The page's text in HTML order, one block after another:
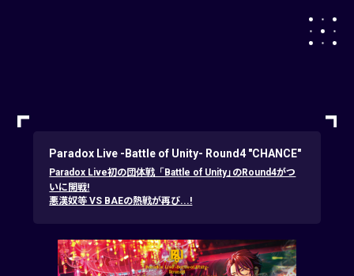
Paradox Live -Battle of Unity- Round4 "CHANCE"
Paradox Live初の団体戦「Battle of Unity」のRound4がつ
いに開戦!
悪漢奴等 VS BAEの熱戦が再び...!